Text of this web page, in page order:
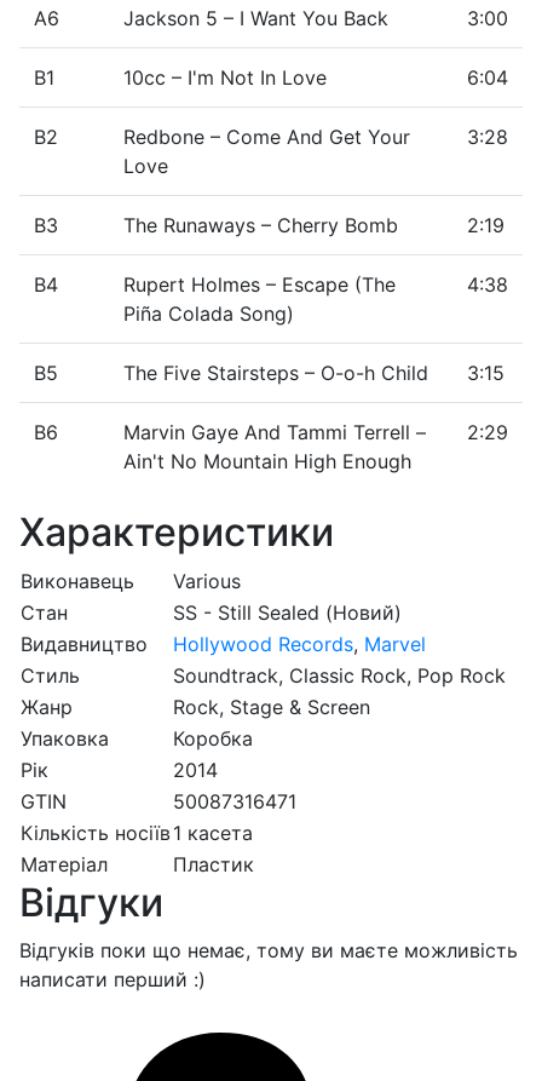
A6 Jackson 5 – I Want You Back 3:00
B1 10cc – I'm Not In Love 6:04
B2
Redbone – Come And Get Your
Love
3:28
B3 The Runaways – Cherry Bomb 2:19
B4
Rupert Holmes – Escape (The
Piña Colada Song)
4:38
B5 The Five Stairsteps – O-o-h Child 3:15
B6
Marvin Gaye And Tammi Terrell –
Ain't No Mountain High Enough
2:29
Характеристики
Виконавець
Various
Стан
SS - Still Sealed (Новий)
Видавництво
Hollywood Records, Marvel
Стиль
Soundtrack, Classic Rock, Pop Rock
Жанр
Rock, Stage & Screen
Упаковка
Коробка
Рік
2014
GTIN
50087316471
Кількість носіїв1 касета
Матеріал
Пластик
Відгуки
Відгуків поки що немає, тому ви маєте можливість
написати перший :)